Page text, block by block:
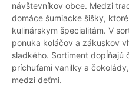
návštevníkov obce. Medzi
domáce šumiacke šišky,
kulinárskym špecialitám. V
ponuka koláčov a zákuskov
sladkého. Sortiment dopĺňajú
príchuťami vanilky a
medzi deťmi.